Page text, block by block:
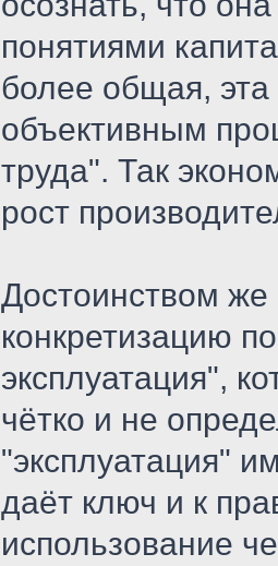
понятиями
более общая,
объективным
труда". Так
рост
Достоинством
конкретизацию
эксплуатация",
чётко и не
"эксплуатация"
даёт ключ и к
использование